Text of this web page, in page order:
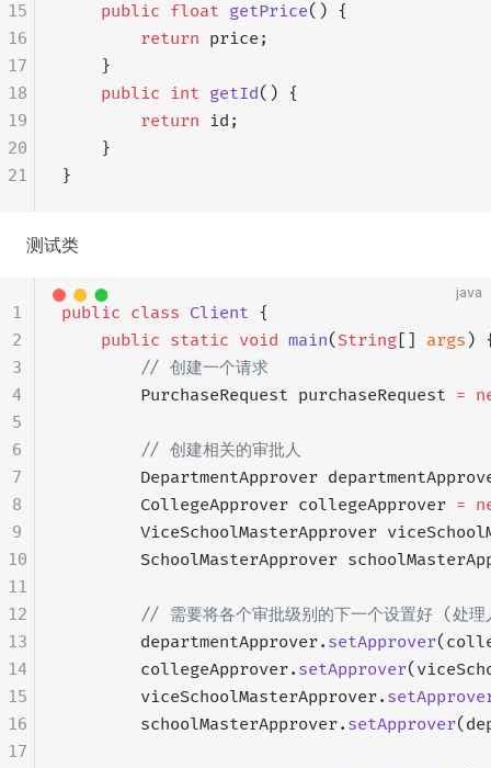
    public
float getPrice() {
        return
price;
    }
    public
int getId() {
        return
id;
    }
}
15
16
17
18
19
20
21
测试类
java
public class Client {
    public
static void main( String args )
        // 创建一个请求
        PurchaseRequest purchaseRequest
=
        // 创建相关的审批人
DepartmentApprover
        CollegeApprover collegeApprover
=
ViceSchoolMasterApprover
SchoolMasterApprover
// 需要将各个审批级别的下一个设置好 (处理
        departmentApprover.
setApprover
        collegeApprover.
setApprover
        viceSchoolMasterApprover.
        schoolMasterApprover.
setApprover
1
2
3
4
5
6
7
8
9
10
11
12
13
14
15
16
17